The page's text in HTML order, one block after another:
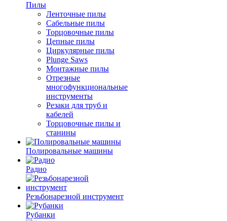
Пилы
Ленточные пилы
Сабельные пилы
Торцовочные пилы
Цепные пилы
Циркулярные пилы
Plunge Saws
Монтажные пилы
Отрезные
многофункциональные
инструменты
Резаки для труб и
кабелей
Торцовочные пилы и
станины
Полировальные машины
Радио
Резьбонарезной инструмент
Рубанки